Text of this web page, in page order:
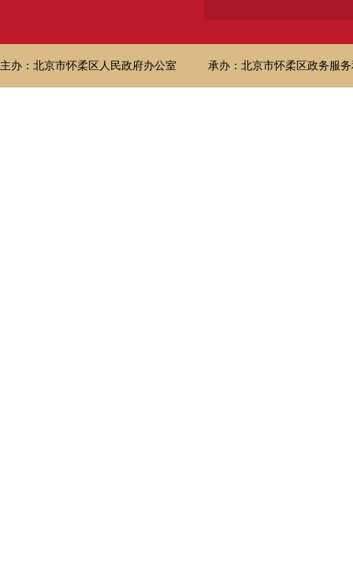
主办：北京市怀柔区人民政府办公室 承办：北京市怀柔区政务服